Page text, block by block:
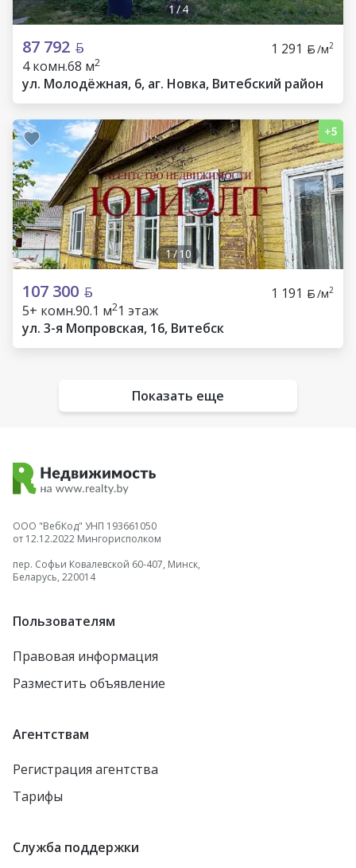
1/4
87 792 1 291 /м2
4 комн.68 м2
ул. Молодёжная, 6, аг. Новка, Витебский район
1/10
107 300 1 191 /м2
5+ комн.90.1 м21 этаж
ул. 3-я Мопровская, 16, Витебск
Показать еще
ООО "ВебКод" УНП 193661050
от 12.12.2022 Мингорисполком
пер. Софьи Ковалевской 60-407, Минск,
Беларусь, 220014
Пользователям
Правовая информация
Разместить объявление
Агентствам
Регистрация агентства
Тарифы
Служба поддержки